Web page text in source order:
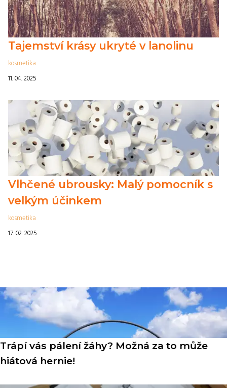
Tajemství krásy ukryté v lanolinu
kosmetika
11. 04. 2025
Vlhčené ubrousky: Malý pomocník s
velkým účinkem
kosmetika
17. 02. 2025
Trápí vás pálení žáhy? Možná za to může
hiátová hernie!